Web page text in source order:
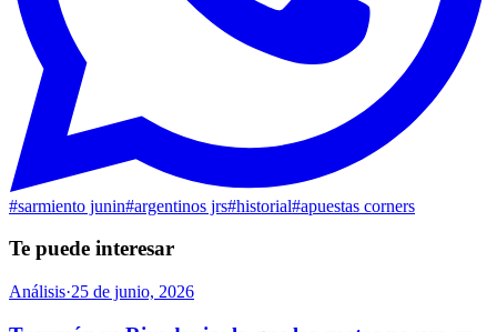
#sarmiento junin#argentinos jrs#historial#apuestas corners
Te puede interesar
Análisis·25 de junio, 2026